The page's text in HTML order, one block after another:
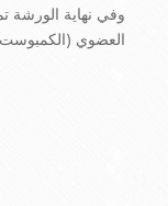
وفي نهاية الورشة
العضوي (الكمبوست